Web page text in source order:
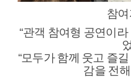
참
“관객 참여형 공연이
“모두가 함께 웃고 즐
감을 전